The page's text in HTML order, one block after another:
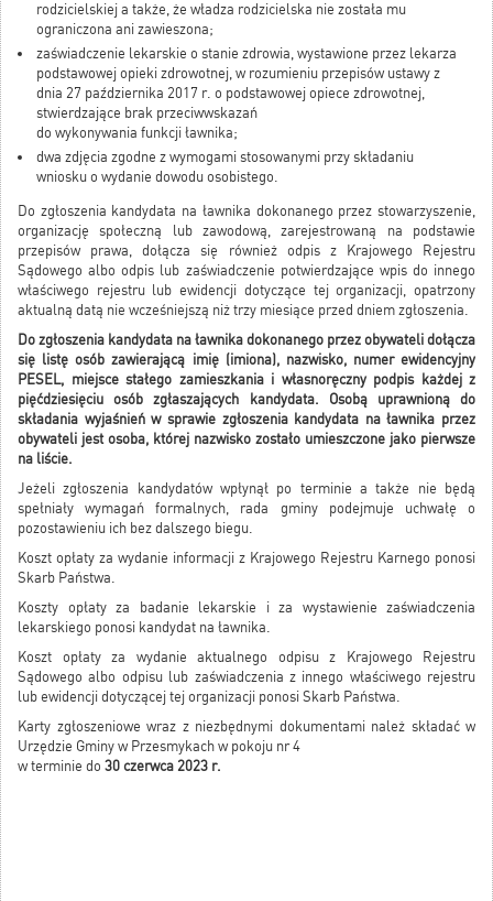
rodzicielskiej a także, że władza rodzicielska nie została mu
ograniczona ani zawieszona;
zaświadczenie lekarskie o stanie zdrowia, wystawione przez lekarza
podstawowej opieki zdrowotnej, w rozumieniu przepisów ustawy z
dnia 27 października 2017 r. o podstawowej opiece zdrowotnej,
stwierdzające brak przeciwwskazań
do wykonywania funkcji ławnika;
dwa zdjęcia zgodne z wymogami stosowanymi przy składaniu
wniosku o wydanie dowodu osobistego.
Do zgłoszenia kandydata na ławnika dokonanego przez stowarzyszenie,
organizację społeczną lub zawodową, zarejestrowaną na podstawie
przepisów prawa, dołącza się również odpis z Krajowego Rejestru
Sądowego albo odpis lub zaświadczenie potwierdzające wpis do innego
właściwego rejestru lub ewidencji dotyczące tej organizacji, opatrzony
aktualną datą nie wcześniejszą niż trzy miesiące przed dniem zgłoszenia.
Do zgłoszenia kandydata na ławnika dokonanego przez obywateli dołącza
się listę osób zawierającą imię (imiona), nazwisko, numer ewidencyjny
PESEL, miejsce stałego zamieszkania i własnoręczny podpis każdej z
pięćdziesięciu osób zgłaszających kandydata. Osobą uprawnioną do
składania wyjaśnień w sprawie zgłoszenia kandydata na ławnika przez
obywateli jest osoba, której nazwisko zostało umieszczone jako pierwsze
na liście.
Jeżeli zgłoszenia kandydatów wpłynął po terminie a także nie będą
spełniały wymagań formalnych, rada gminy podejmuje uchwałę o
pozostawieniu ich bez dalszego biegu.
Koszt opłaty za wydanie informacji z Krajowego Rejestru Karnego ponosi
Skarb Państwa.
Koszty opłaty za badanie lekarskie i za wystawienie zaświadczenia
lekarskiego ponosi kandydat na ławnika.
Koszt opłaty za wydanie aktualnego odpisu z Krajowego Rejestru
Sądowego albo odpisu lub zaświadczenia z innego właściwego rejestru
lub ewidencji dotyczącej tej organizacji ponosi Skarb Państwa.
Karty zgłoszeniowe wraz z niezbędnymi dokumentami należ składać w
Urzędzie Gminy w Przesmykach w pokoju nr 4
w terminie do 30 czerwca 2023 r.